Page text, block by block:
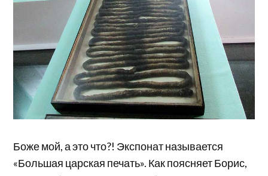
Боже мой, а это что?! Экспонат называется
«Большая царская печать». Как поясняет Борис,